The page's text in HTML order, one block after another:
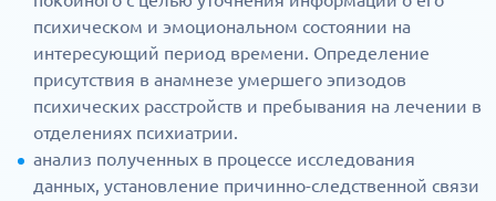
психическом и эмоциональном состоянии на
интересующий период времени. Определение
присутствия в анамнезе умершего эпизодов
психических расстройств и пребывания на лечении в
отделениях психиатрии.
анализ полученных в процессе исследования
данных, установление причинно-следственной связи